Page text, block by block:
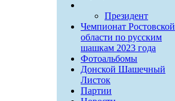
Президент
Чемпионат Ростовской
области по русским
шашкам 2023 года
Фотоальбомы
Донской Шашечный
Листок
Партии